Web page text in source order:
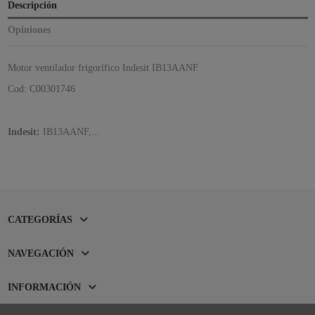
Descripción
Opiniones
Motor ventilador frigorífico Indesit IB13AANF
Cod: C00301746
Indesit: IB13AANF,...
CATEGORÍAS
NAVEGACIÓN
INFORMACIÓN